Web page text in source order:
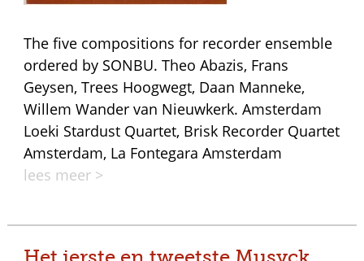
The five compositions for recorder ensemble
ordered by SONBU. Theo Abazis, Frans
Geysen, Trees Hoogwegt, Daan Manneke,
Willem Wander van Nieuwkerk. Amsterdam
Loeki Stardust Quartet, Brisk Recorder Quartet
Amsterdam, La Fontegara Amsterdam
lees meer >